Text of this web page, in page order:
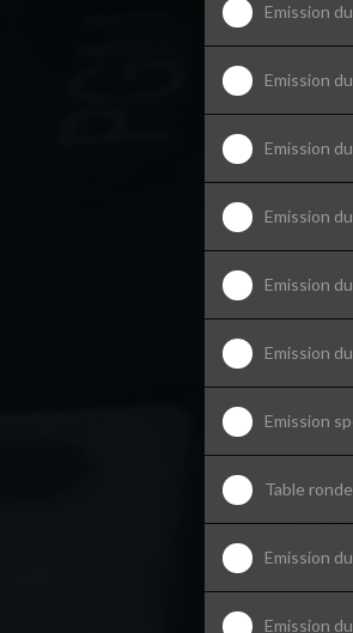
Emission
Emission
Emission
Emission
Emission
Emission
Emission
Table
Emission
Emission